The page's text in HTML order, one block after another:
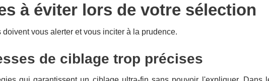
à éviter lors de votre sélection
vous alerter et vous inciter à la prudence.
de ciblage trop précises